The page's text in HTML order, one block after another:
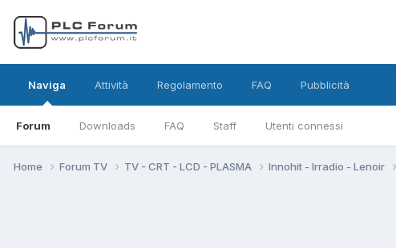
Naviga
Forum Downloads FAQ Staff Utenti connessi
Attività Regolamento FAQ Pubblicità
Home Forum TV TV - CRT - LCD - PLASMA Innohit - Irradio - Lenoir